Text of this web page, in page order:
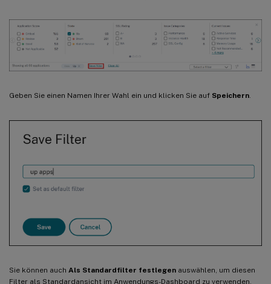
Geben Sie einen Namen Ihrer Wahl ein und klicken Sie auf Speichern
Sie können auch Als Standardfilter festlegen auswählen, um diesen
Filter als Standardansicht im Anwendungs-Dashboard zu verwenden.